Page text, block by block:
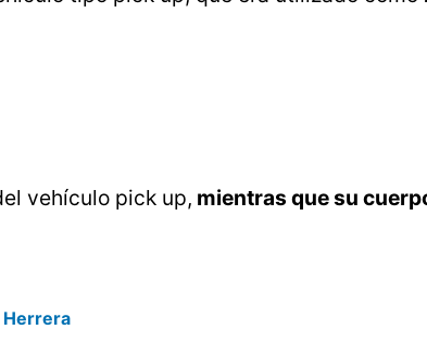
vehículo pick up, mientras que su
Herrera